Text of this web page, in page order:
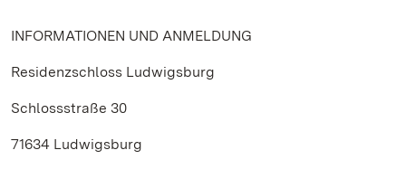
INFORMATIONEN UND ANMELDUNG
Residenzschloss Ludwigsburg
Schlossstraße 30
71634 Ludwigsburg